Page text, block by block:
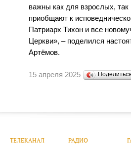
важны как для взрослых, так
приобщают к
Патриарх Тихон и все
Церкви», – поделился
Артëмов.
15 апреля 2025
ТЕЛЕКАНАЛ
РАДИО